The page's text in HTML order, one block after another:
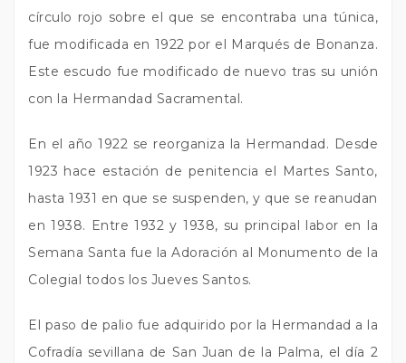
círculo rojo sobre el que se encontraba una túnica,
fue modificada en 1922 por el Marqués de Bonanza.
Este escudo fue modificado de nuevo tras su unión
con la Hermandad Sacramental.
En el año 1922 se reorganiza la Hermandad. Desde
1923 hace estación de penitencia el Martes Santo,
hasta 1931 en que se suspenden, y que se reanudan
en 1938. Entre 1932 y 1938, su principal labor en la
Semana Santa fue la Adoración al Monumento de la
Colegial todos los Jueves Santos.
El paso de palio fue adquirido por la Hermandad a la
Cofradía sevillana de San Juan de la Palma, el día 2